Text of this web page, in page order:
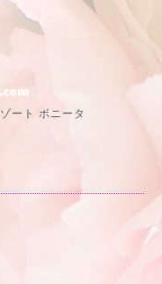
ート ボニータ